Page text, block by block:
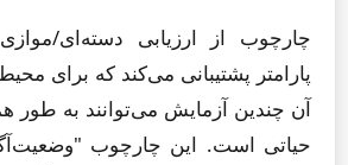
چارچوب از ارزیابی دسته‌ای/
پارامتر پشتیبانی می‌کند که برای
آن چندین آزمایش می‌توانند به طور
حیاتی است. این چارچوب